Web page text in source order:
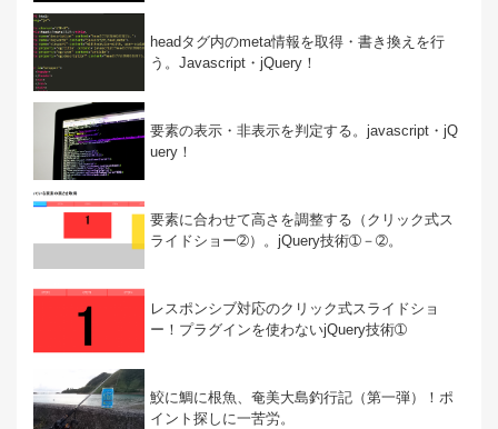
headタグ内のmeta情報を取得・書き換えを行
う。Javascript・jQuery！
要素の表示・非表示を判定する。javascript・jQ
uery！
要素に合わせて高さを調整する（クリック式ス
ライドショー➁）。jQuery技術➀－➁。
レスポンシブ対応のクリック式スライドショ
ー！プラグインを使わないjQuery技術➀
鮫に鯛に根魚、奄美大島釣行記（第一弾）！ポ
イント探しに一苦労。